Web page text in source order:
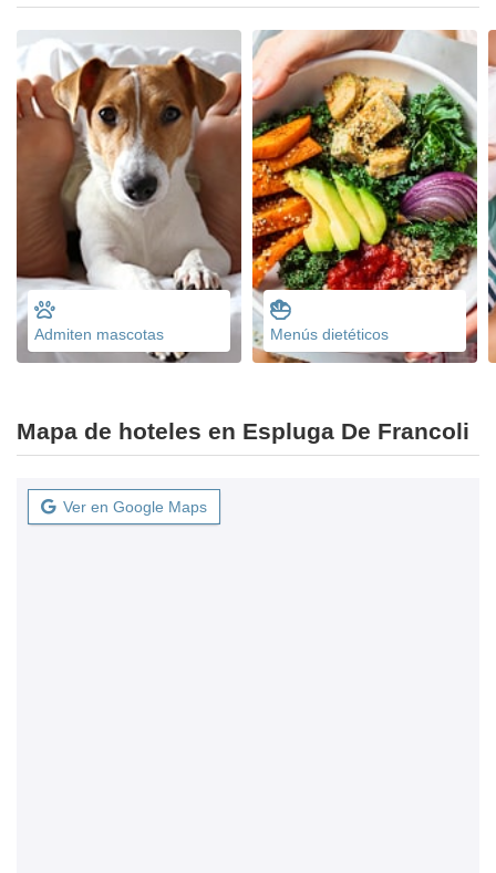
Admiten mascotas Menús dietéticos
Mapa de hoteles en Espluga De Francoli
Ver en Google Maps